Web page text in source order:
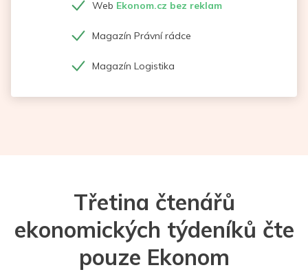
Web Ekonom.cz bez reklam
Magazín Právní rádce
Magazín Logistika
Třetina čtenářů
ekonomických týdeníků čte
pouze Ekonom